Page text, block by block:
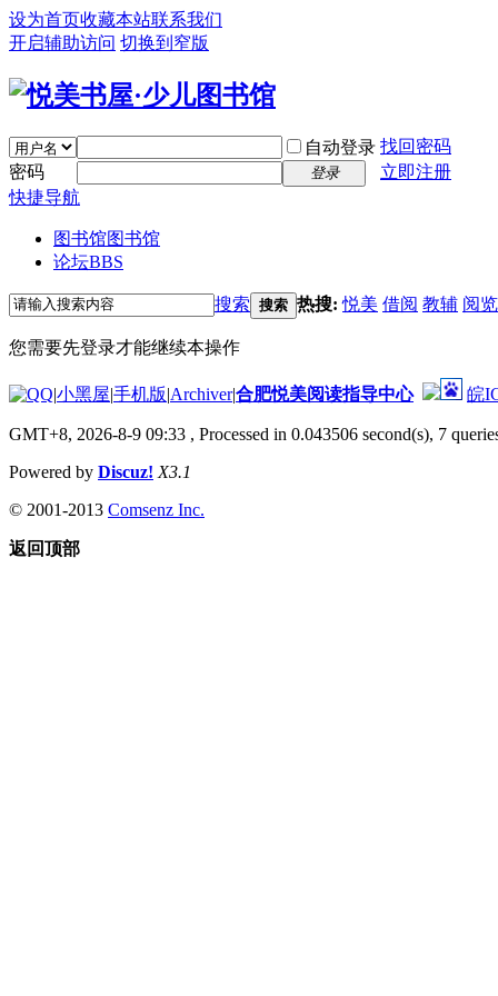
设为首页收藏本站联系我们
开启辅助访问 切换到窄版
自动登录 找回密码
密码
登录
立即注册
快捷导航
图书馆图书馆
论坛BBS
搜索 搜索 热搜:悦美 借阅 教辅 阅览
您需要先登录才能继续本操作
|小黑屋|手机版|Archiver|合肥悦美阅读指导中心 皖
GMT+8, 2026-8-9 09:33 , Processed in 0.043506 second(s), 7
Powered by Discuz! X3.1
© 2001-2013 Comsenz Inc.
返回顶部